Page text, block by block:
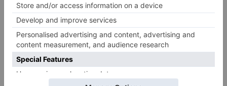
die Idee zu kommen, dass man auch mal Fünfe
gerade sein lassen muss, kann in den Augen der
Paranoikerund Gründlichen nur ein Bruder
Leichtfuß, aber der, so die Überzeugung, wird schon
noch sehen, was er davon hat. Dabei ist es in vielen